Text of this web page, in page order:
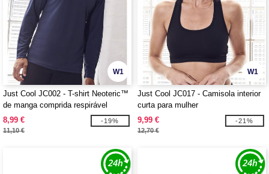
W1
Just Cool JC002 - T-shirt Neoteric™
de manga comprida respirável
8,99 €
11,10 €
-19%
W1
Just Cool JC017 - Camisola interior
curta para mulher
9,99 €
12,70 €
-21%